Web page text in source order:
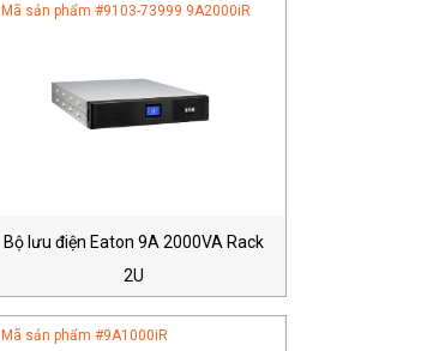
Mã sản phẩm #9103-73999 9A2000iR
Bộ lưu điện Eaton 9A 2000VA Rack
2U
Mã sản phẩm #9A1000iR